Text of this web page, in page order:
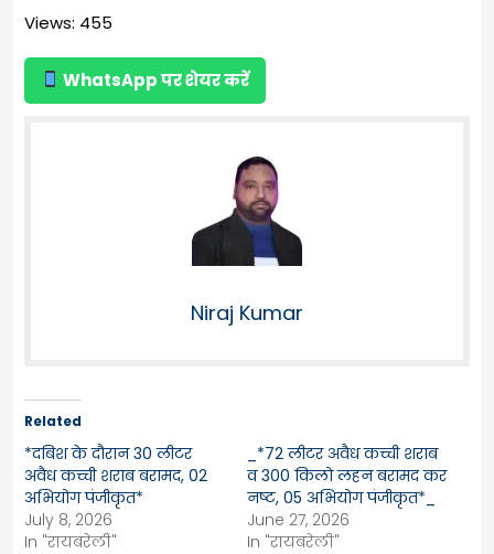
Views: 455
WhatsApp पर शेयर करें
Niraj Kumar
Related
*दबिश के दौरान 30 लीटर
अवैध कच्ची शराब बरामद, 02
अभियोग पंजीकृत*
July 8, 2026
In "रायबरेली"
_*72 लीटर अवैध कच्ची शराब
व 300 किलो लहन बरामद कर
नष्ट, 05 अभियोग पंजीकृत*_
June 27, 2026
In "रायबरेली"